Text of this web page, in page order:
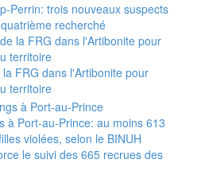
Perrin: trois nouveaux suspects
recherché
FRG dans l'Artibonite pour
territoire
à Port-au-Prince: au moins 613
violées, selon le BINUH